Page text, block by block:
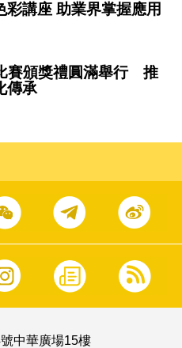
講座 助業界掌握應用
賽頒獎禮圓滿舉行 推
傳承
中華廣場15樓